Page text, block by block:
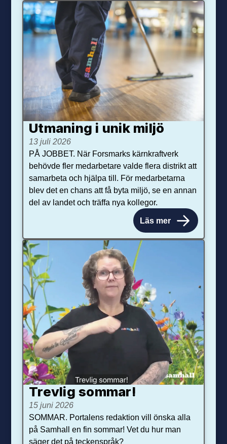
Utmaning i unik miljö
13 juli 2026
PÅ JOBBET. När Forsmarks kärnkraftverk
behövde fler medarbetare valde flera distrikt att
samarbeta och hjälpa till. För medarbetarna
blev det en chans att få byta miljö, se en annan
del av landet och träffa nya kollegor.
Läs mer
Trevlig sommar!
15 juni 2026
SOMMAR. Portalens redaktion vill önska alla
på Samhall en fin sommar! Vet du hur man
säger det på teckenspråk?